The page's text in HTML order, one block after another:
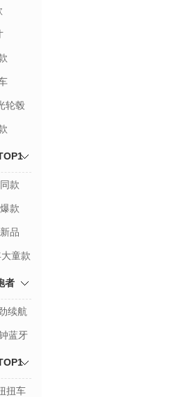
轮毂
款
款
品
大童款
者
续航
蓝牙
扭车